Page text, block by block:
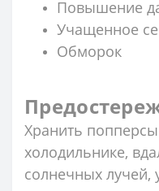
Повышение
Учащенное
Обморок
Хранить
холодильнике,
солнечных лучей,